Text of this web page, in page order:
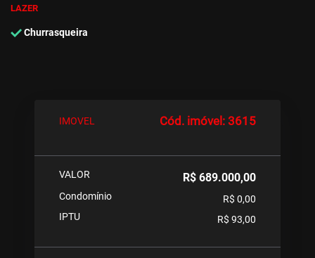
LAZER
Churrasqueira
IMOVEL Cód. imóvel: 3615
VALOR R$ 689.000,00
Condomínio
R$ 0,00
IPTU
R$ 93,00